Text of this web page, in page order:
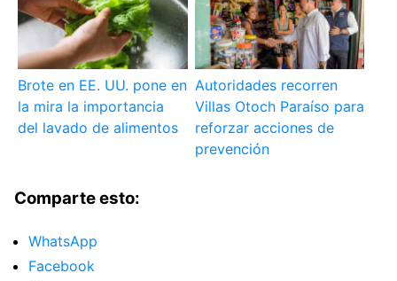
Brote en EE. UU. pone en
la mira la importancia
del lavado de alimentos
Autoridades recorren
Villas Otoch Paraíso para
reforzar acciones de
prevención
Comparte esto:
WhatsApp
Facebook